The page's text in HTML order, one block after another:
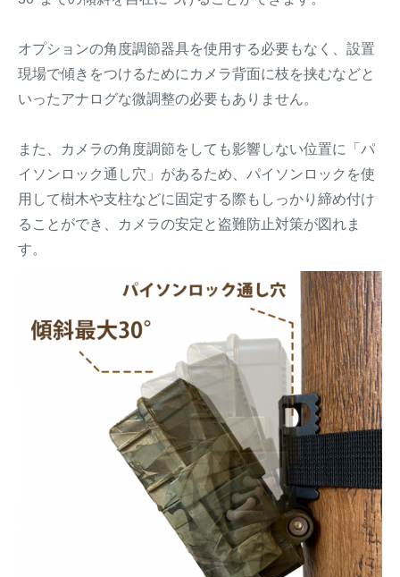
オプションの角度調節器具を使用する必要もなく、設置
現場で傾きをつけるためにカメラ背面に枝を挟むなどと
いったアナログな微調整の必要もありません。
また、カメラの角度調節をしても影響しない位置に「パ
イソンロック通し穴」があるため、パイソンロックを使
用して樹木や支柱などに固定する際もしっかり締め付け
ることができ、カメラの安定と盗難防止対策が図れま
す。